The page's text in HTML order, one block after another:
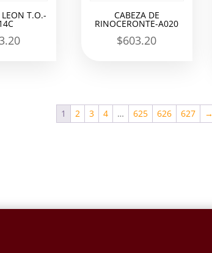
T.O.- CABEZA DE
RINOCERONTE-A020
$603.20
1 2 3 4 … 625 626 627 →